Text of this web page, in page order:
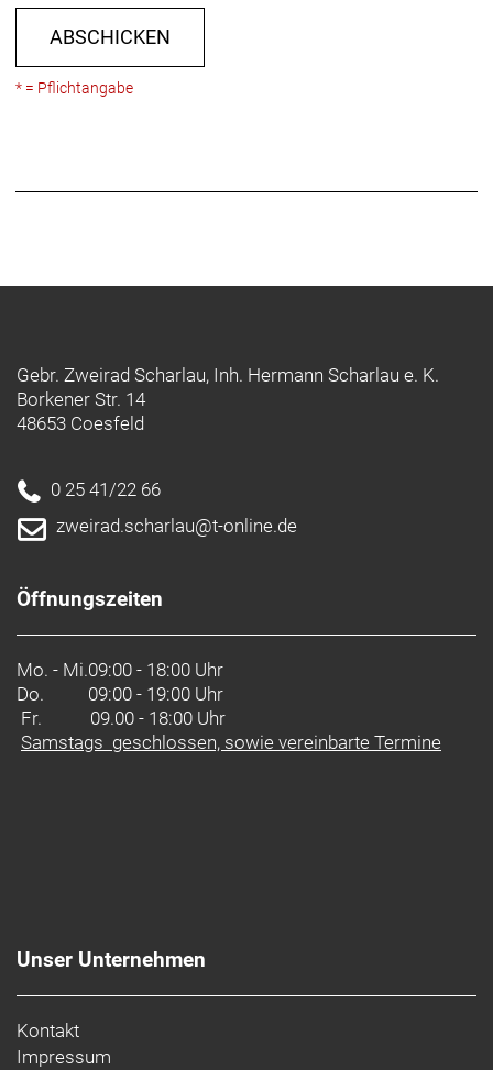
ABSCHICKEN
* = Pflichtangabe
Gebr. Zweirad Scharlau, Inh. Hermann Scharlau e. K.
Borkener Str. 14
48653 Coesfeld
0 25 41/22 66
zweirad.scharlau@t-online.de
Öffnungszeiten
Mo. - Mi.09:00 - 18:00 Uhr
Do.
09:00 - 19:00 Uhr
Fr. 09.00 - 18:00 Uhr
Samstags geschlossen, sowie vereinbarte Termine
Unser Unternehmen
Kontakt
Impressum